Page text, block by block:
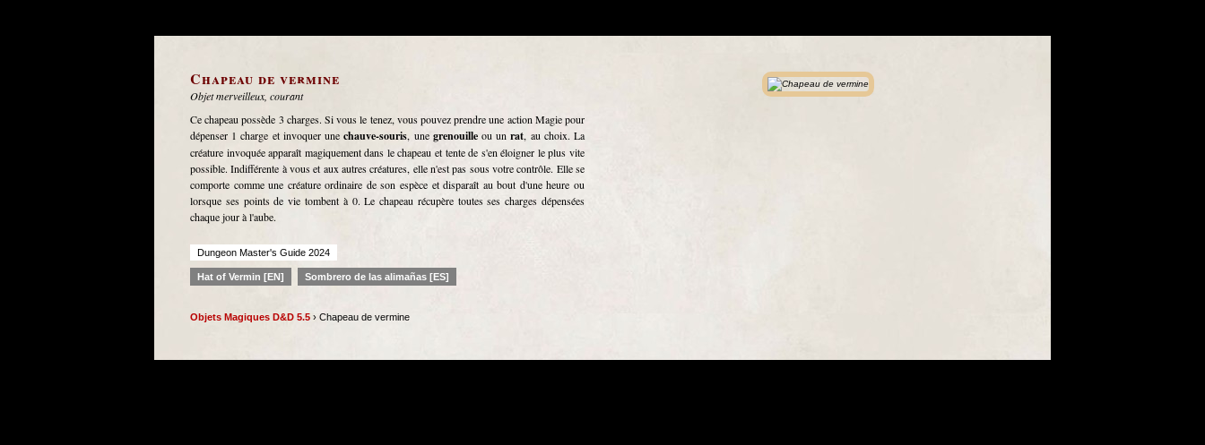
Chapeau de vermine
Objet merveilleux, courant
Ce chapeau possède 3 charges. Si vous le tenez, vous pouvez prendre une action Magie pour
dépenser 1 charge et invoquer unechauve-souris, une grenouilleou unrat, au choix. La
créature invoquée apparaît magiquement dans le chapeau et tente de s'en éloigner le plus vite
possible. Indifférente à vous et aux autres créatures, elle n'est pas sous votre contrôle. Elle se
comporte comme une créature ordinaire de son espèce et disparaît au bout d'une heure ou
lorsque ses points de vie tombent à 0. Le chapeau récupère toutes ses charges dépensées
chaque jour à l'aube.
Dungeon Master's Guide 2024
Hat of Vermin [EN] Sombrero de las alimañas [ES]
Objets Magiques D&D 5.5 › Chapeau de vermine